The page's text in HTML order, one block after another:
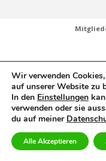
Wir verwenden
auf unserer Website zu
In den Einstellungen
verwenden oder sie
du auf meiner
Alle Akzeptieren